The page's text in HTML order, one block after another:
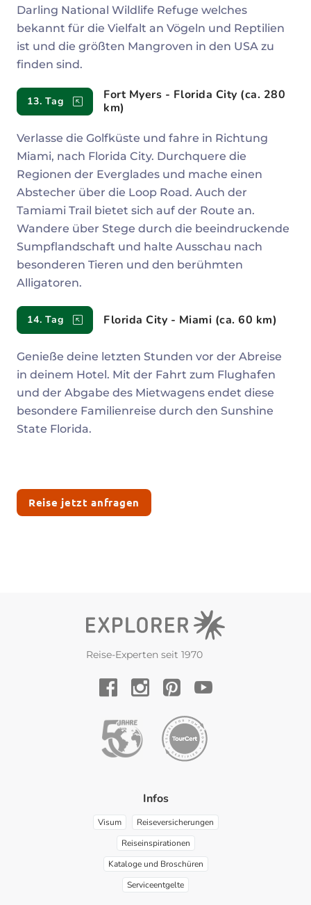
Darling National Wildlife Refuge welches
bekannt für die Vielfalt an Vögeln und Reptilien
ist und die größten Mangroven in den USA zu
finden sind.
13. Tag
Fort Myers - Florida City (ca. 280
km)
Verlasse die Golfküste und fahre in Richtung
Miami, nach Florida City. Durchquere die
Regionen der Everglades und mache einen
Abstecher über die Loop Road. Auch der
Tamiami Trail bietet sich auf der Route an.
Wandere über Stege durch die beeindruckende
Sumpflandschaft und halte Ausschau nach
besonderen Tieren und den berühmten
Alligatoren.
14. Tag Florida City - Miami (ca. 60 km)
Genieße deine letzten Stunden vor der Abreise
in deinem Hotel. Mit der Fahrt zum Flughafen
und der Abgabe des Mietwagens endet diese
besondere Familienreise durch den Sunshine
State Florida.
Reise jetzt anfragen
Reise-Experten seit 1970
Infos
Visum
Reiseversicherungen
Reiseinspirationen
Kataloge und Broschüren
Serviceentgelte